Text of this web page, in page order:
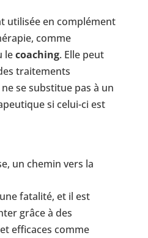
utilisée en complément
comme
lecoaching. Elle peut
traitements
se substitue pas à un
si celui-ci est
un chemin vers la
fatalité, et il est
grâce à des
efficaces comme